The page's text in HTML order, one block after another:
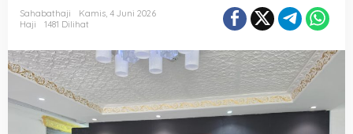
Sahabathaji
Kamis, 4 Juni 2026
Haji
1481 Dilihat